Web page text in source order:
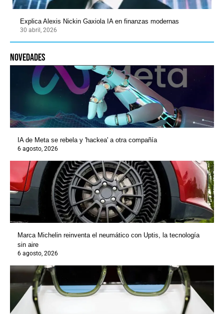
Explica Alexis Nickin Gaxiola IA en finanzas modernas
30 abril, 2026
novedades
IA de Meta se rebela y 'hackea' a otra compañía
6 agosto, 2026
Marca Michelin reinventa el neumático con Uptis, la tecnología
sin aire
6 agosto, 2026